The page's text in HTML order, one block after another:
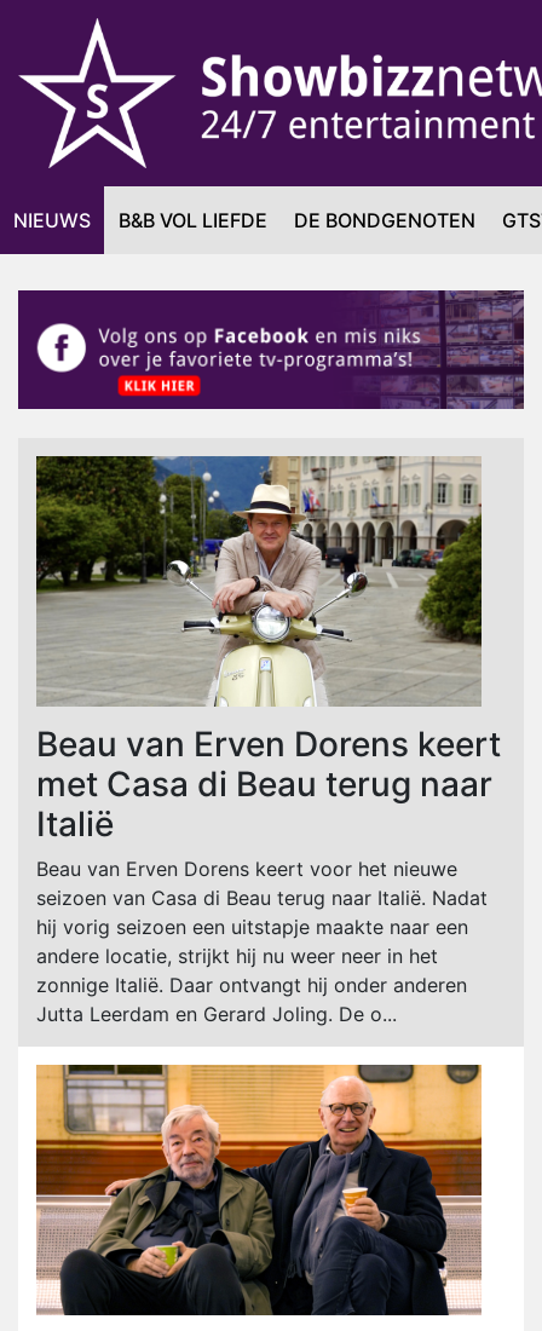
NIEUWS B&B VOL LIEFDE DE BONDGENOTEN
Beau van Erven Dorens keert
met Casa di Beau terug naar
Italië
Beau van Erven Dorens keert voor het nieuwe
seizoen van Casa di Beau terug naar Italië. Nadat
hij vorig seizoen een uitstapje maakte naar een
andere locatie, strijkt hij nu weer neer in het
zonnige Italië. Daar ontvangt hij onder anderen
Jutta Leerdam en Gerard Joling. De o...